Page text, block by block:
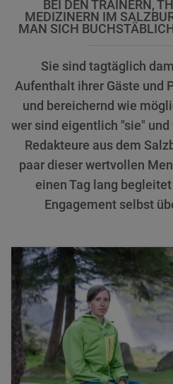
BEI DEN TRAINERN,
MEDIZINERN IM
MAN SICH
Sie sind tagtäglich
Aufenthalt ihrer Gäste und
und bereichernd wie
wer sind eigentlich "sie"
Redakteure aus dem
paar dieser wertvollen
einen Tag lang
Engagement selbst